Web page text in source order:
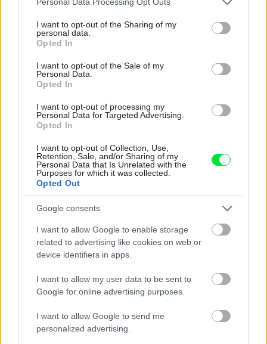
not limited to your visit or usage behaviour. You may click to
grant or deny consent to Google and its third-party tags to
use your data for below specified purposes in below Google
consent section.
I want to opt-out of the Sharing of my
personal data.
Opted In
I want to opt-out of the Sale of my
Personal Data.
Opted In
I want to opt-out of processing my
Personal Data for Targeted Advertising.
Opted In
I want to opt-out of Collection, Use,
Retention, Sale, and/or Sharing of my
Personal Data that Is Unrelated with the
Purposes for which it was collected.
Opted Out
Google consents
I want to allow Google to enable storage
related to advertising like cookies on web or
device identifiers in apps.
I want to allow my user data to be sent to
Google for online advertising purposes.
I want to allow Google to send me
personalized advertising.
Urob si sám 6/2026